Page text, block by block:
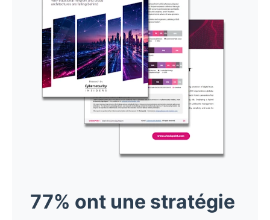
77% ont une stratégie